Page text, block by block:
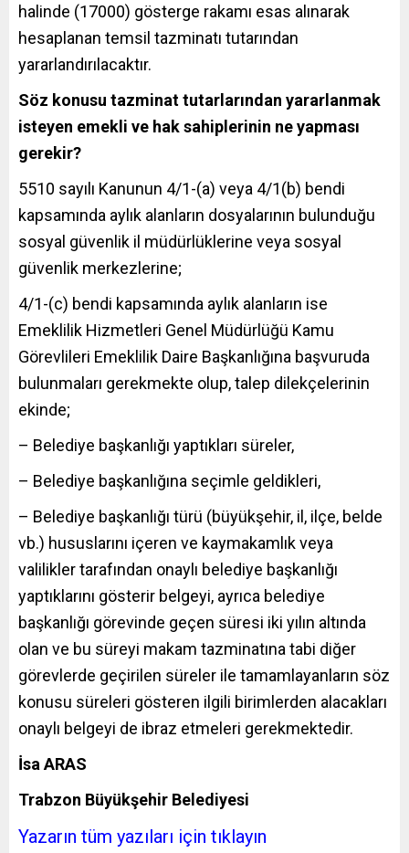
halinde (17000) gösterge rakamı esas alınarak
hesaplanan temsil tazminatı tutarından
yararlandırılacaktır.
Söz konusu tazminat tutarlarından yararlanmak
isteyen emekli ve hak sahiplerinin ne yapması
gerekir?
5510 sayılı Kanunun 4/1-(a) veya 4/1(b) bendi
kapsamında aylık alanların dosyalarının bulunduğu
sosyal güvenlik il müdürlüklerine veya sosyal
güvenlik merkezlerine;
4/1-(c) bendi kapsamında aylık alanların ise
Emeklilik Hizmetleri Genel Müdürlüğü Kamu
Görevlileri Emeklilik Daire Başkanlığına başvuruda
bulunmaları gerekmekte olup, talep dilekçelerinin
ekinde;
– Belediye başkanlığı yaptıkları süreler,
– Belediye başkanlığına seçimle geldikleri,
– Belediye başkanlığı türü (büyükşehir, il, ilçe, belde
vb.) hususlarını içeren ve kaymakamlık veya
valilikler tarafından onaylı belediye başkanlığı
yaptıklarını gösterir belgeyi, ayrıca belediye
başkanlığı görevinde geçen süresi iki yılın altında
olan ve bu süreyi makam tazminatına tabi diğer
görevlerde geçirilen süreler ile tamamlayanların söz
konusu süreleri gösteren ilgili birimlerden alacakları
onaylı belgeyi de ibraz etmeleri gerekmektedir.
İsa ARAS
Trabzon Büyükşehir Belediyesi
Yazarın tüm yazıları için tıklayın